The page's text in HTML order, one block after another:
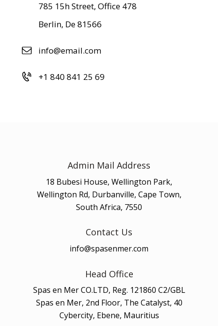
785 15h Street, Office 478
Berlin, De 81566
info@email.com
+1 840 841 25 69
Admin Mail Address
18 Bubesi House, Wellington Park,
Wellington Rd, Durbanville, Cape Town,
South Africa, 7550
Contact Us
info@spasenmer.com
Head Office
Spas en Mer CO.LTD, Reg. 121860 C2/GBL
Spas en Mer, 2nd Floor, The Catalyst, 40
Cybercity, Ebene, Mauritius